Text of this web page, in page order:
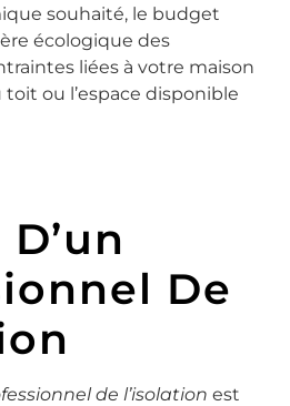
souhaité, le budget
écologique des
liées à votre maison
ou l’espace disponible
De
de l’isolation est